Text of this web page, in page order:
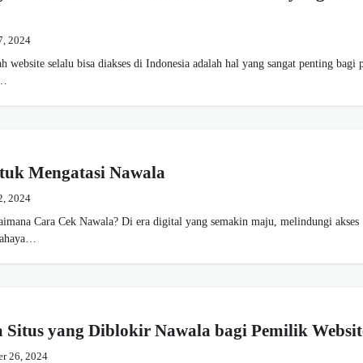
2024
website selalu bisa diakses di Indonesia adalah hal yang sangat penting bagi
Mengatasi Nawala
2024
Cara Cek Nawala? Di era digital yang semakin maju, melindungi akses
Situs yang Diblokir Nawala bagi Pemilik
26, 2024